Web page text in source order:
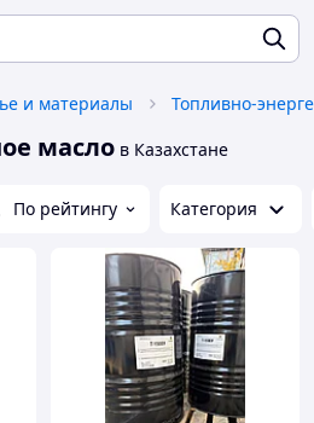
и материалы Топливно-
масло в Казахстане
По рейтингу Категория